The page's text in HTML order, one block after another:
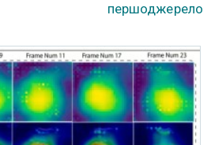
першоджерело